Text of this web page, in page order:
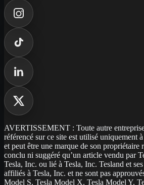
AVERTISSEMENT : Toute autre
référencé sur ce site est utilisé uniquement
et peut être une marque de son propriétaire
conclu ni suggéré qu’un article vendu par
Tesla, Inc. ou lié à Tesla, Inc. Tesland et
affiliés à Tesla, Inc. et ne sont pas
Model S, Tesla Model X, Tesla Model Y,